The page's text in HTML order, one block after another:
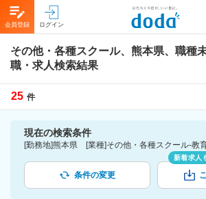
会員登録 ログイン
その他・各種スクール、熊本県、職種
職・求人検索結果
25 件
現在の検索条件
条件の変更
新着求人